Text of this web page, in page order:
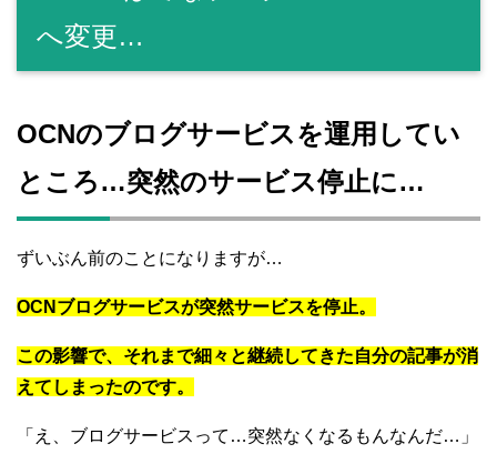
へ変更…
OCNのブログサービスを運用してい
ところ…突然のサービス停止に…
ずいぶん前のことになりますが…
OCNブログサービスが突然サービスを停止。
この影響で、それまで細々と継続してきた自分の記事が消
えてしまったのです。
「え、ブログサービスって…突然なくなるもんなんだ…」